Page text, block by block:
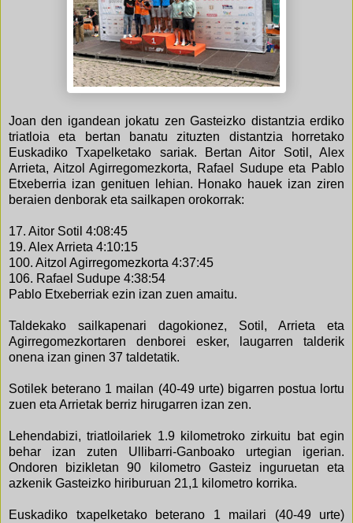
Joan den igandean jokatu zen Gasteizko distantzia erdiko
triatloia eta bertan banatu zituzten distantzia horretako
Euskadiko Txapelketako sariak. Bertan Aitor Sotil, Alex
Arrieta, Aitzol Agirregomezkorta, Rafael Sudupe eta Pablo
Etxeberria izan genituen lehian. Honako hauek izan ziren
beraien denborak eta sailkapen orokorrak:
17. Aitor Sotil 4:08:45
19. Alex Arrieta 4:10:15
100. Aitzol Agirregomezkorta 4:37:45
106. Rafael Sudupe 4:38:54
Pablo Etxeberriak ezin izan zuen amaitu.
Taldekako sailkapenari dagokionez, Sotil, Arrieta eta
Agirregomezkortaren denborei esker, laugarren talderik
onena izan ginen 37 taldetatik.
Sotilek beterano 1 mailan (40-49 urte) bigarren postua lortu
zuen eta Arrietak berriz hirugarren izan zen.
Lehendabizi, triatloilariek 1.9 kilometroko zirkuitu bat egin
behar izan zuten Ullibarri-Ganboako urtegian igerian.
Ondoren bizikletan 90 kilometro Gasteiz inguruetan eta
azkenik Gasteizko hiriburuan 21,1 kilometro korrika.
Euskadiko txapelketako beterano 1 mailari (40-49 urte)